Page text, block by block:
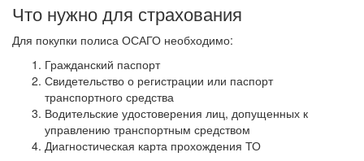
Что нужно для страхования
Для покупки полиса ОСАГО необходимо:
Гражданский паспорт
Свидетельство о регистрации или паспорт
транспортного средства
Водительские удостоверения лиц, допущенных к
управлению транспортным средством
Диагностическая карта прохождения ТО